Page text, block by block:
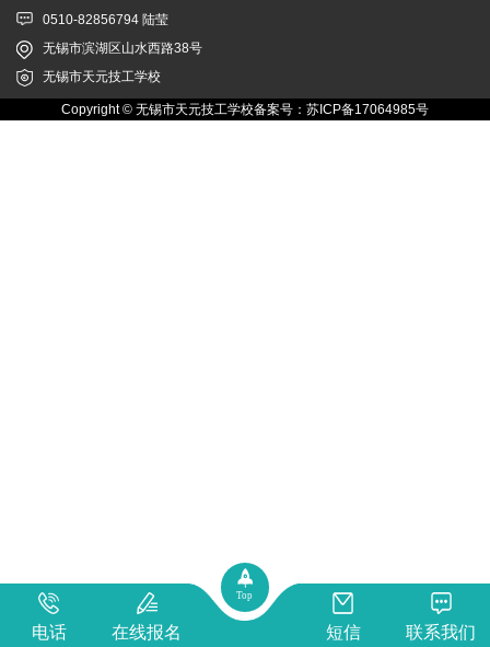
0510-82856794 陆莹
无锡市滨湖区山水西路38号
无锡市天元技工学校
Copyright © 无锡市天元技工学校备案号： 苏ICP备17064985号
电话 在线报名
Top
短信 联系我们